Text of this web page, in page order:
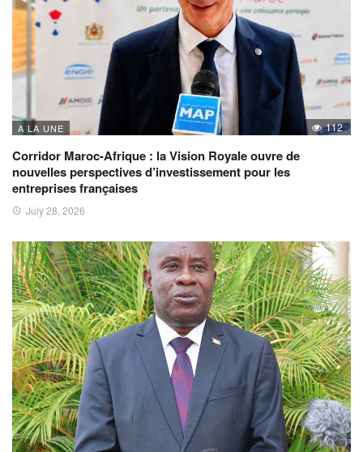
A LA UNE 112
Corridor Maroc-Afrique : la Vision Royale ouvre de
nouvelles perspectives d’investissement pour les
entreprises françaises
July 28, 2026